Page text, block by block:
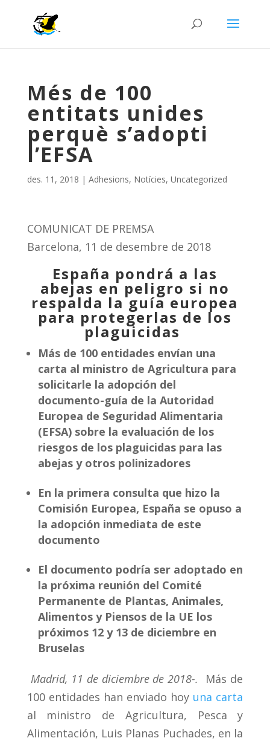
Més de 100
entitats unides
perquè s’adopti
l’EFSA
des. 11, 2018 | Adhesions, Notícies, Uncategorized
COMUNICAT DE PREMSA
Barcelona, 11 de desembre de 2018
España pondrá a las
abejas en peligro si no
respalda la guía europea
para protegerlas de los
plaguicidas
Más de 100 entidades envían una
carta al ministro de Agricultura para
solicitarle la adopción del
documento-guía de la Autoridad
Europea de Seguridad Alimentaria
(EFSA) sobre la evaluación de los
riesgos de los plaguicidas para las
abejas y otros polinizadores
En la primera consulta que hizo la
Comisión Europea, España se opuso a
la adopción inmediata de este
documento
El documento podría ser adoptado en
la próxima reunión del Comité
Permanente de Plantas, Animales,
Alimentos y Piensos de la UE los
próximos 12 y 13 de diciembre en
Bruselas
Madrid, 11 de diciembre de 2018-.
Más de
100 entidades han enviado hoy una carta
al ministro de Agricultura, Pesca y
Alimentación, Luis Planas Puchades, en la